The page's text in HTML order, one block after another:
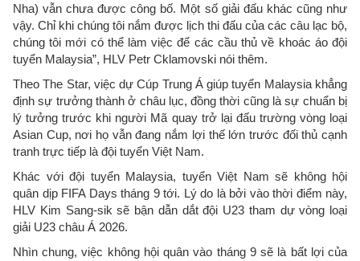
Nha) vẫn chưa được công bố. Một số giải đấu khác cũng như
vậy. Chỉ khi chúng tôi nắm được lịch thi đấu của các câu lạc bộ,
chúng tôi mới có thể làm việc để các cầu thủ về khoác áo đội
tuyển Malaysia”, HLV Petr Cklamovski nói thêm.
Theo The Star, việc dự Cúp Trung Á giúp tuyển Malaysia khẳng
định sự trưởng thành ở châu lục, đồng thời cũng là sự chuẩn bị
lý tưởng trước khi người Mã quay trở lại đấu trường vòng loại
Asian Cup, nơi họ vẫn đang nắm lợi thế lớn trước đối thủ cạnh
tranh trực tiếp là đội tuyển Việt Nam.
Khác với đội tuyển Malaysia, tuyển Việt Nam sẽ không hội
quân dịp FIFA Days tháng 9 tới. Lý do là bởi vào thời điểm này,
HLV Kim Sang-sik sẽ bận dẫn dắt đội U23 tham dự vòng loại
giải U23 châu Á 2026.
Nhìn chung, việc không hội quân vào tháng 9 sẽ là bất lợi của